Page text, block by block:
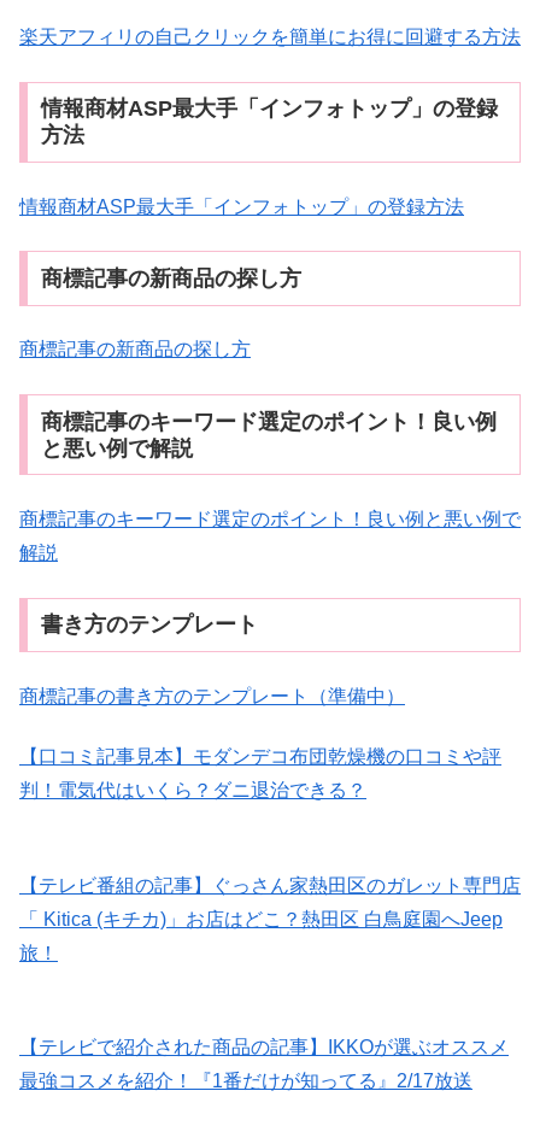
楽天アフィリの自己クリックを簡単にお得に回避する方法
情報商材ASP最大手「インフォトップ」の登録
方法
情報商材ASP最大手「インフォトップ」の登録方法
商標記事の新商品の探し方
商標記事の新商品の探し方
商標記事のキーワード選定のポイント！良い例
と悪い例で解説
商標記事のキーワード選定のポイント！良い例と悪い例で
解説
書き方のテンプレート
商標記事の書き方のテンプレート（準備中）
【口コミ記事見本】モダンデコ布団乾燥機の口コミや評
判！電気代はいくら？ダニ退治できる？
【テレビ番組の記事】ぐっさん家熱田区のガレット専門店
「 Kitica (キチカ)」お店はどこ？熱田区 白鳥庭園へJeep
旅！
【テレビで紹介された商品の記事】IKKOが選ぶオススメ
最強コスメを紹介！『1番だけが知ってる』2/17放送